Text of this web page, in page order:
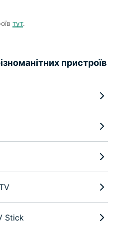
тут.
пристроїв
Stick